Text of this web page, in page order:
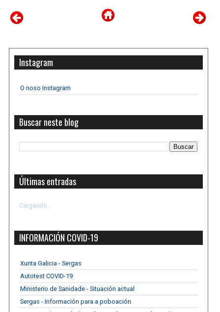
Instagram
O noso Instagram
Buscar neste blog
Últimas entradas
Cargando...
INFORMACIÓN COVID-19
Xunta Galicia - Sergas
Autotest COVID-19
Ministerio de Sanidade - Situación actual
Sergas - Información para a poboación